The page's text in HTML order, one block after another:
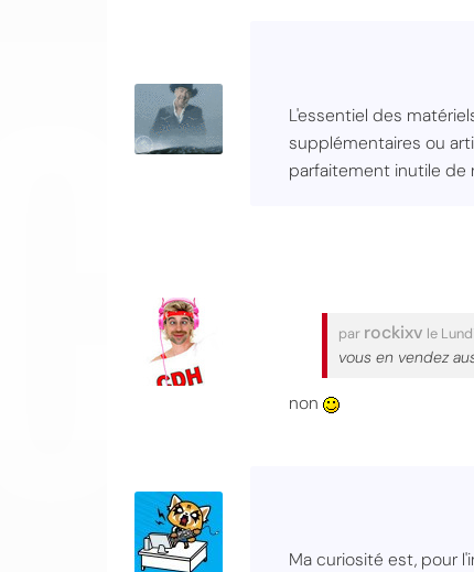
L'essentiel des
supplémentaires ou
parfaitement inutile de
par rockixv le
vous en vendez
non
Ma curiosité est, pour